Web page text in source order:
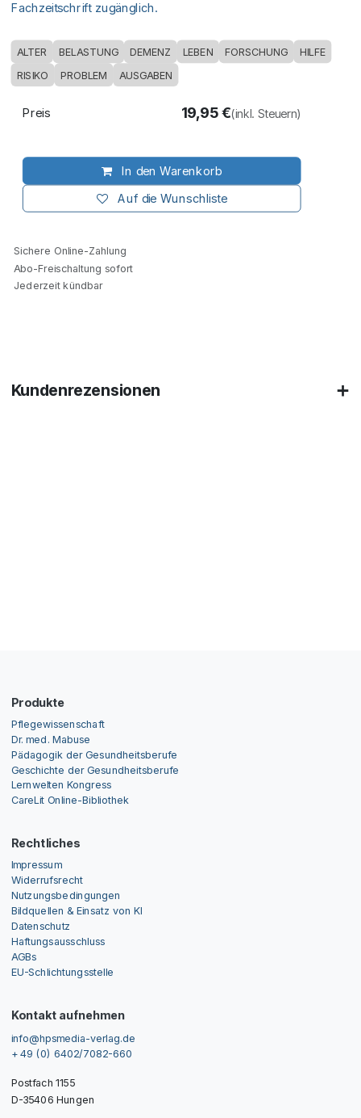
Fachzeitschrift zugänglich.
ALTER BELASTUNG DEMENZ LEBEN FORSCHUNG HILFE
RISIKO PROBLEM AUSGABEN
In den Warenkorb
Auf die Wunschliste
Preis 19,95€(inkl. Steuern)
Sichere Online-Zahlung
Abo-Freischaltung sofort
Jederzeit kündbar
Kundenrezensionen
Produkte
Pflegewissenschaft
Dr. med. Mabuse
Pädagogik der Gesundheitsberufe
Geschichte der Gesundheitsberufe
Lernwelten Kongress
CareLit Online-Bibliothek
Rechtliches
Impressum
Widerrufsrecht
Nutzungsbedingungen
Bildquellen & Einsatz von KI
Datenschutz
Haftungsausschluss
AGBs
EU-Schlichtungsstelle
Kontakt aufnehmen
info@hpsmedia-verlag.de
+ 49 (0) 6402/7082-660
Postfach 1155
D-35406 Hungen